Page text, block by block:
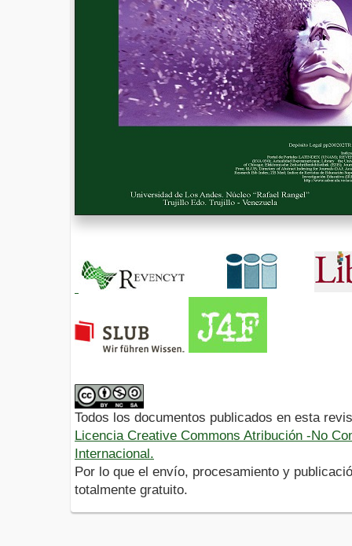
Todos los documentos publicados en esta
Licencia Creative Commons Atribución -No
Internacional.
Por lo que el envío, procesamiento y
totalmente gratuito.